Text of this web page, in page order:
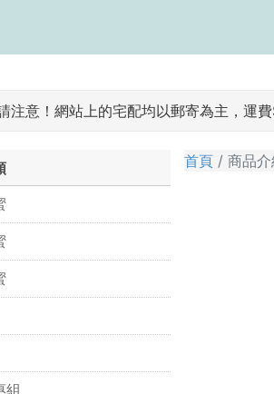
注意！網站上的宅配均以郵寄為主，運
組
首頁 商品介